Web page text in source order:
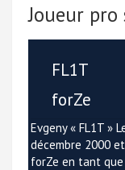
Joueur pro
FL1T
forZe
Evgeny « FL1T »
décembre 2000
forZe en tant